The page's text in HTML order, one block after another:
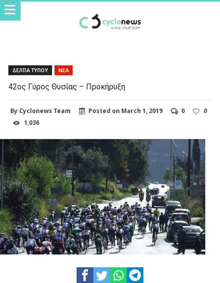
ΔΕΛΤΙΑ ΤΥΠΟΥ ΝΕΑ
42ος Γύρος Θυσίας – Προκήρυξη
By Cyclonews Team Posted on March 1, 2019 0
0
1,036